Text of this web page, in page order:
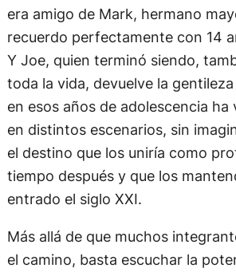
era amigo de Mark, hermano
recuerdo perfectamente con 14
Y Joe, quien terminó siendo,
toda la vida, devuelve la
en esos años de adolescencia
en distintos escenarios, sin
el destino que los uniría como
tiempo después y que los
entrado el siglo XXI.
Más allá de que muchos
el camino, basta escuchar la